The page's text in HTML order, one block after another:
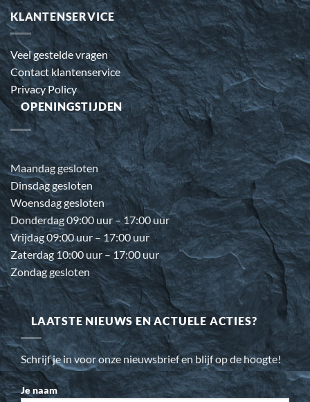
KLANTENSERVICE
Veel gestelde vragen
Contact klantenservice
Privacy Policy
OPENINGSTIJDEN
Maandag gesloten
Dinsdag gesloten
Woensdag gesloten
Donderdag 09:00 uur – 17:00 uur
Vrijdag 09:00 uur – 17:00 uur
Zaterdag 10:00 uur – 17:00 uur
Zondag gesloten
LAATSTE NIEUWS EN ACTUELE ACTIES?
Schrijf je in voor onze nieuwsbrief en blijf op de hoogte!
Je naam